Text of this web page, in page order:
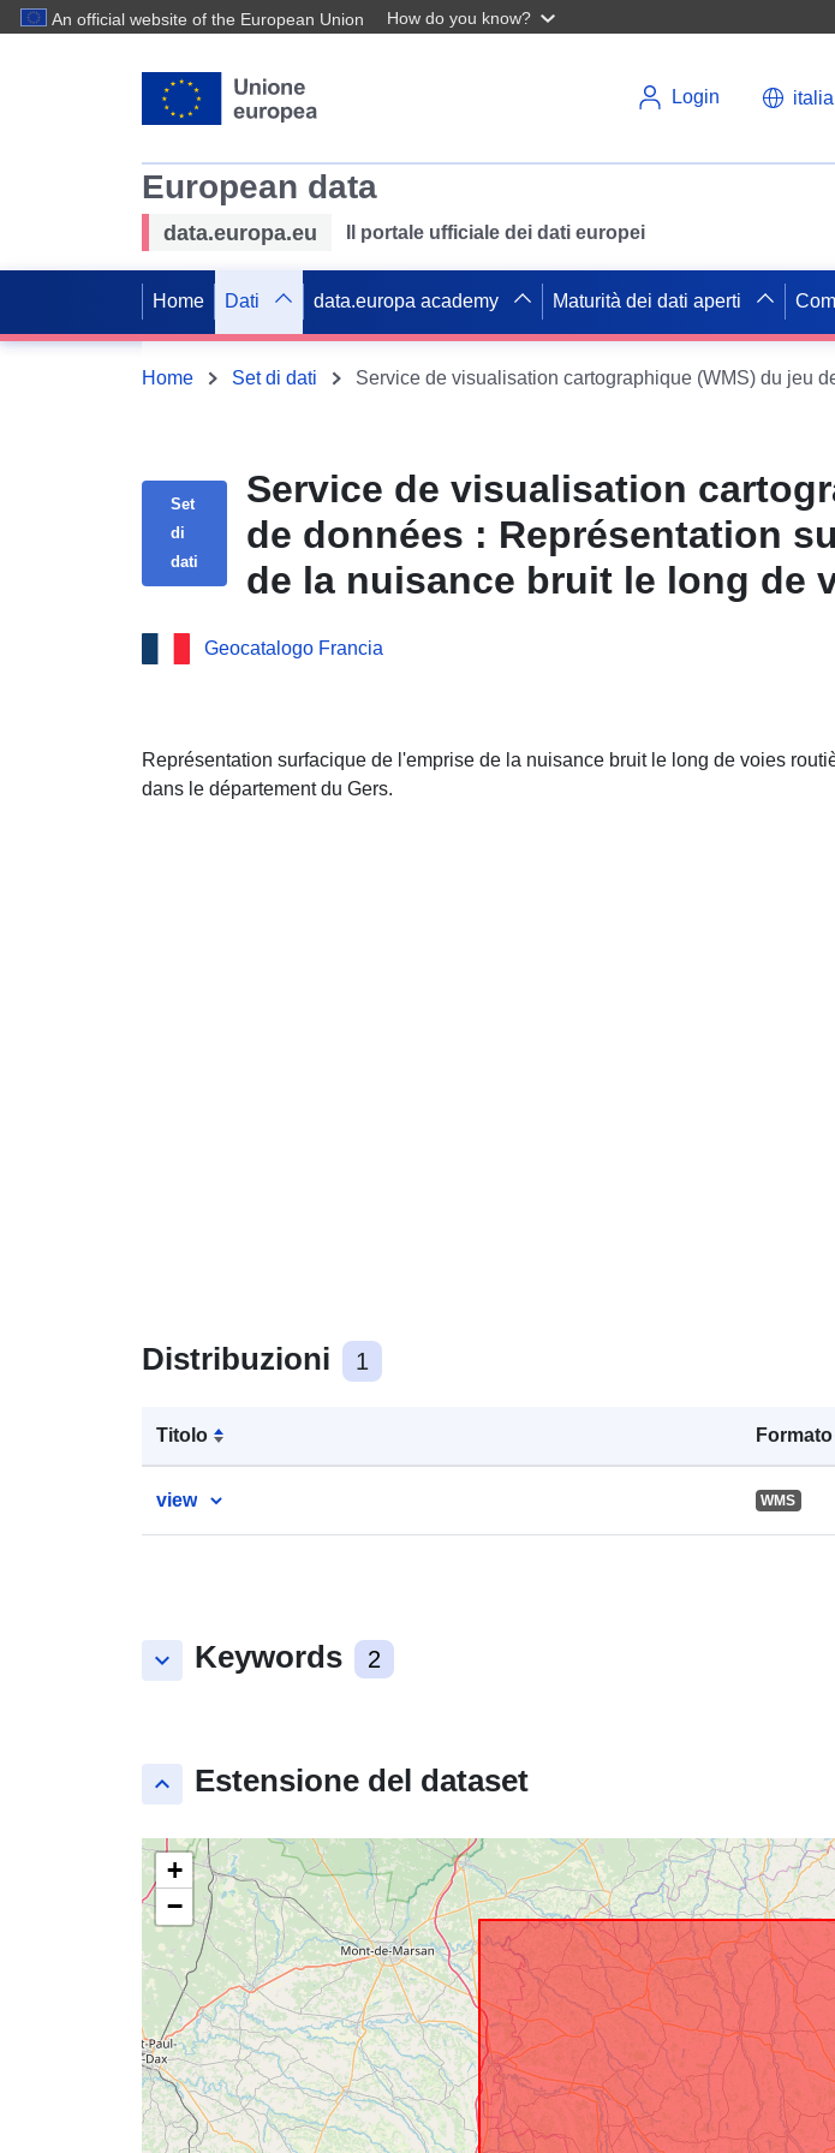
An official website of the European Union How do you know?
Login
European data
data.europa.eu Il portale ufficiale dei dati europei
Home Dati data.europa academy Maturità dei dati aperti
Home Set di dati
Set
di
dati
Service de visualisation
de données : Représentation
de la nuisance bruit le long de
Geocatalogo Francia
Représentation surfacique de l'emprise de la nuisance bruit le long de voies
dans le département du Gers.
Distribuzioni 1
Titolo Formato
view WMS
keyboard_arrow_down Keywords 2
keyboard_arrow_up Estensione del dataset
+
−